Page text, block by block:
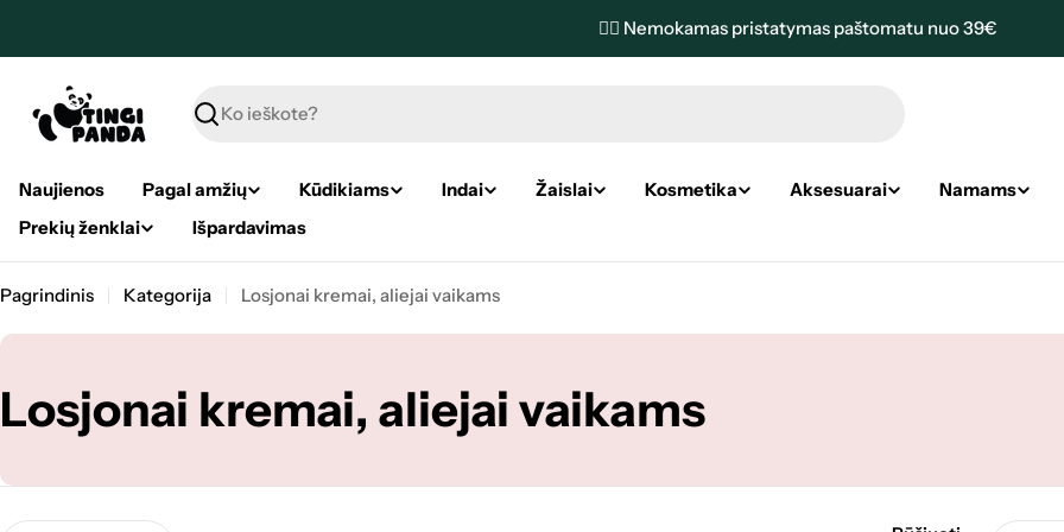
✌🏼 Nemokamas pristatymas paštomatu nuo 39€
Paieška
Naujienos Pagal amžių Kūdikiams Indai Žaislai Kosmetika Aksesuarai Namams
Prekių ženklai
Išpardavimas
Pagrindinis Kategorija Losjonai kremai, aliejai vaikams
K
a
Losjonai kremai, aliejai vaikams